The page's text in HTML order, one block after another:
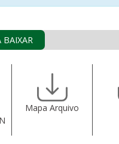
BAIXAR
Mapa Arquivo